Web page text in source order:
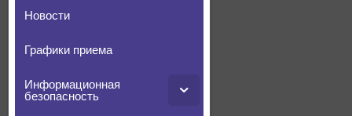
Новости
Графики приема
Информационная
безопасность